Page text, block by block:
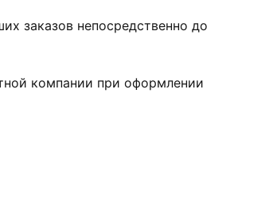
заказов непосредственно до
компании при оформлении